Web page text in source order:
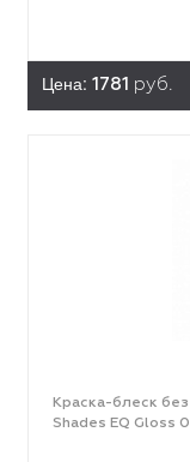
Цена: 1781 руб.
Краска-блеск
Shades EQ Gloss